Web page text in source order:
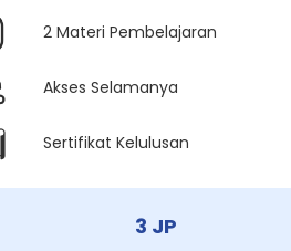
2 Materi Pembelajaran
Akses Selamanya
Sertifikat Kelulusan
3 JP